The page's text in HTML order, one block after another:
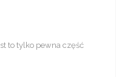
to tylko pewna część